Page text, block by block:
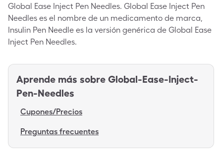
Global Ease Inject Pen Needles. Global Ease Inject Pen
Needles es el nombre de un medicamento de marca,
Insulin Pen Needle es la versión genérica de Global Ease
Inject Pen Needles.
Aprende más sobre Global-Ease-Inject-
Pen-Needles
Cupones/Precios
Preguntas frecuentes